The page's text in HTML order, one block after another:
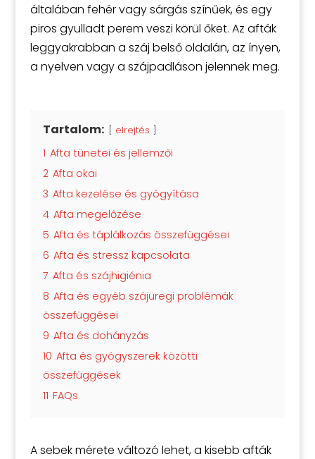
általában fehér vagy sárgás színűek, és egy
piros gyulladt perem veszi körül őket. Az afták
leggyakrabban a száj belső oldalán, az ínyen,
a nyelven vagy a szájpadláson jelennek meg.
Tartalom: elrejtés
1 Afta tünetei és jellemzői
2 Afta okai
3 Afta kezelése és gyógyítása
4 Afta megelőzése
5 Afta és táplálkozás összefüggései
6 Afta és stressz kapcsolata
7 Afta és szájhigiénia
8 Afta és egyéb szájüregi problémák
összefüggései
9 Afta és dohányzás
10 Afta és gyógyszerek közötti
összefüggések
11 FAQs
A sebek mérete változó lehet, a kisebb afták